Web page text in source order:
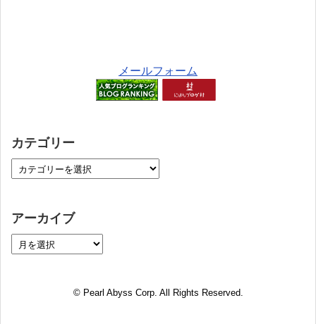
メールフォーム
カテゴリー
アーカイブ
© Pearl Abyss Corp. All Rights Reserved.